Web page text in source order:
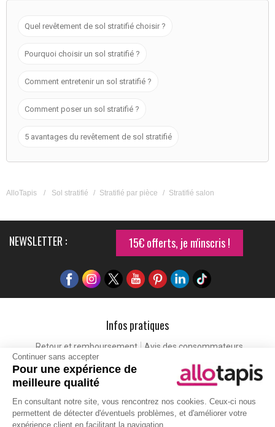
Continuer sans accepter
Pour une expérience de
meilleure qualité
En consultant notre site, vous rencontrez nos cookies. Ceux-ci nous
permettent de détecter d'éventuels problèmes, et d'améliorer votre
expérience client en facilitant la navigation.
Quel revêtement de sol stratifié choisir ?
Pourquoi choisir un sol stratifié ?
Comment entretenir un sol stratifié ?
Comment poser un sol stratifié ?
5 avantages du revêtement de sol stratifié
AlloTapis / Sol stratifié / Stratifié par pièce / Stratifié salon
NEWSLETTER : 15€ offerts, je m'inscris !
Infos pratiques
Retour et remboursement
Avis des consommateurs
Tapis et paillasson personnalisé
Labels de qualité
Eco-participation
Vos avantages